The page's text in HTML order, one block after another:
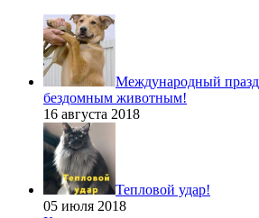
Международный
бездомным животным!
16 августа 2018
Тепловой удар!
05 июля 2018